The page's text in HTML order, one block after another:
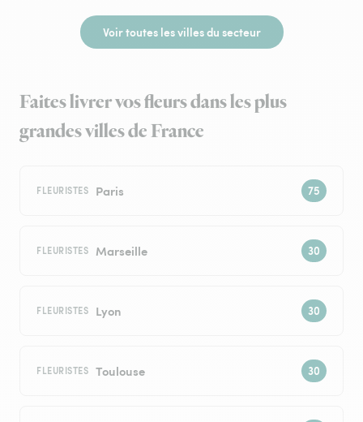
Voir toutes les villes du secteur
Faites livrer vos fleurs dans les plus
grandes villes de France
FLEURISTES Paris
FLEURISTES Marseille
FLEURISTES Lyon
FLEURISTES Toulouse